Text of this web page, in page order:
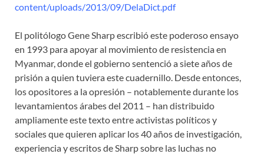
content/uploads/2013/09/DelaDict.pdf
El politólogo Gene Sharp escribió este poderoso ensayo
en 1993 para apoyar al movimiento de resistencia en
Myanmar, donde el gobierno sentenció a siete años de
prisión a quien tuviera este cuadernillo. Desde entonces,
los opositores a la opresión – notablemente durante los
levantamientos árabes del 2011 – han distribuido
ampliamente este texto entre activistas políticos y
sociales que quieren aplicar los 40 años de investigación,
experiencia y escritos de Sharp sobre las luchas no